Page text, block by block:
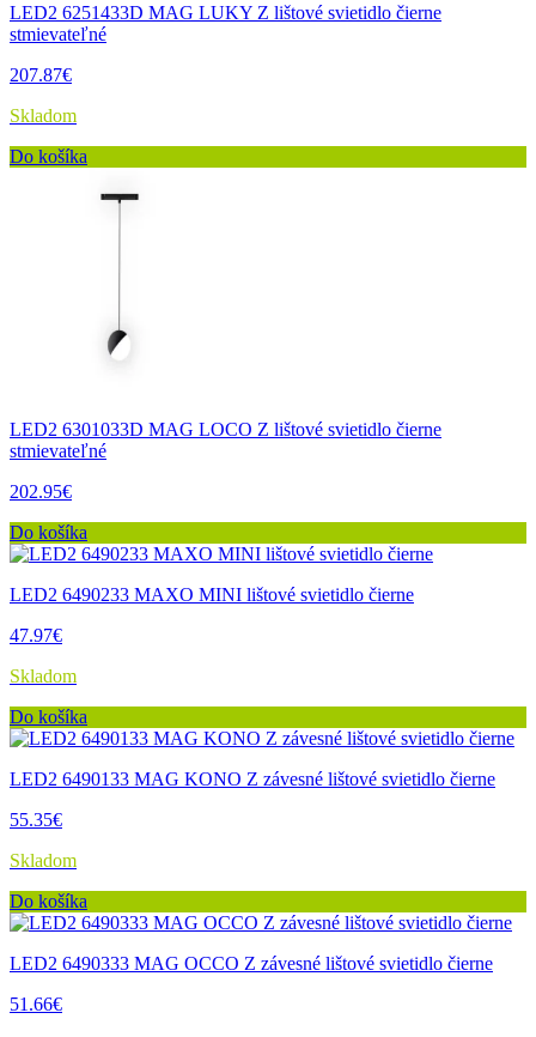
LED2 6251433D MAG LUKY Z lištové svietidlo čierne
stmievateľné
207.87€
Skladom
Do košíka
LED2 6301033D MAG LOCO Z lištové svietidlo čierne
stmievateľné
202.95€
Do košíka
LED2 6490233 MAXO MINI lištové svietidlo čierne
47.97€
Skladom
Do košíka
LED2 6490133 MAG KONO Z závesné lištové svietidlo čierne
55.35€
Skladom
Do košíka
LED2 6490333 MAG OCCO Z závesné lištové svietidlo čierne
51.66€